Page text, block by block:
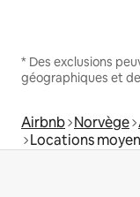
* Des exclusions
géographiques et
Airbnb Norvège
Locations